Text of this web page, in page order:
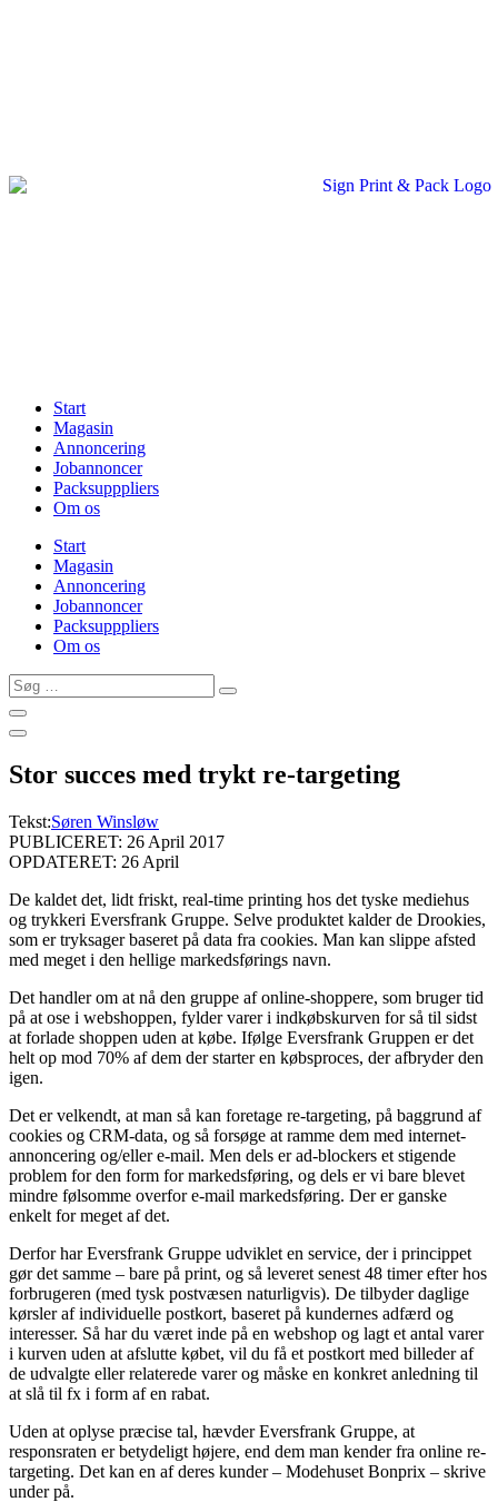
Start
Magasin
Annoncering
Jobannoncer
Packsupppliers
Om os
Start
Magasin
Annoncering
Jobannoncer
Packsupppliers
Om os
Søg
…
Stor succes med trykt re-targeting
Tekst:Søren Winsløw
PUBLICERET: 26 April 2017
OPDATERET: 26 April
De kaldet det, lidt friskt, real-time printing hos det tyske mediehus
og trykkeri Eversfrank Gruppe. Selve produktet kalder de Drookies,
som er tryksager baseret på data fra cookies. Man kan slippe afsted
med meget i den hellige markedsførings navn.
Det handler om at nå den gruppe af online-shoppere, som bruger tid
på at ose i webshoppen, fylder varer i indkøbskurven for så til sidst
at forlade shoppen uden at købe. Ifølge Eversfrank Gruppen er det
helt op mod 70% af dem der starter en købsproces, der afbryder den
igen.
Det er velkendt, at man så kan foretage re-targeting, på baggrund af
cookies og CRM-data, og så forsøge at ramme dem med internet-
annoncering og/eller e-mail. Men dels er ad-blockers et stigende
problem for den form for markedsføring, og dels er vi bare blevet
mindre følsomme overfor e-mail markedsføring. Der er ganske
enkelt for meget af det.
Derfor har Eversfrank Gruppe udviklet en service, der i princippet
gør det samme – bare på print, og så leveret senest 48 timer efter hos
forbrugeren (med tysk postvæsen naturligvis). De tilbyder daglige
kørsler af individuelle postkort, baseret på kundernes adfærd og
interesser. Så har du været inde på en webshop og lagt et antal varer
i kurven uden at afslutte købet, vil du få et postkort med billeder af
de udvalgte eller relaterede varer og måske en konkret anledning til
at slå til fx i form af en rabat.
Uden at oplyse præcise tal, hævder Eversfrank Gruppe, at
responsraten er betydeligt højere, end dem man kender fra online re-
targeting. Det kan en af deres kunder – Modehuset Bonprix – skrive
under på.